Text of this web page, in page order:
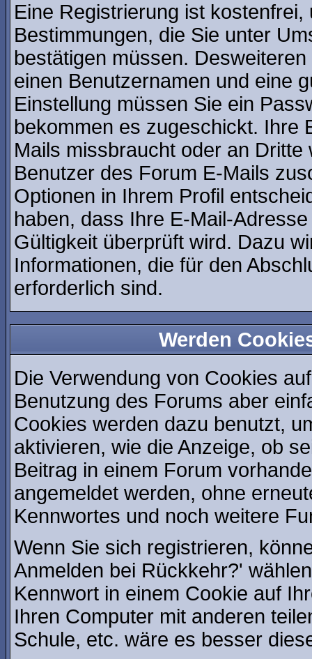
Eine Registrierung ist
Bestimmungen, die Sie unter
bestätigen müssen.
einen Benutzernamen und eine
Einstellung müssen Sie ein
bekommen es zugeschickt. Ihre
Mails missbraucht oder an
Benutzer des Forum E-Mails
Optionen in Ihrem Profil
haben, dass Ihre E-Mail-
Gültigkeit überprüft wird. Dazu
Informationen, die für den
erforderlich sind.
Werden
Die Verwendung von Cookies
Benutzung des Forums aber
Cookies werden dazu benutzt,
aktivieren, wie die Anzeige, ob
Beitrag in einem Forum
angemeldet werden, ohne
Kennwortes und noch weitere
Wenn Sie sich registrieren,
Anmelden bei Rückkehr?'
Kennwort in einem Cookie auf
Ihren Computer mit anderen
Schule, etc. wäre es besser